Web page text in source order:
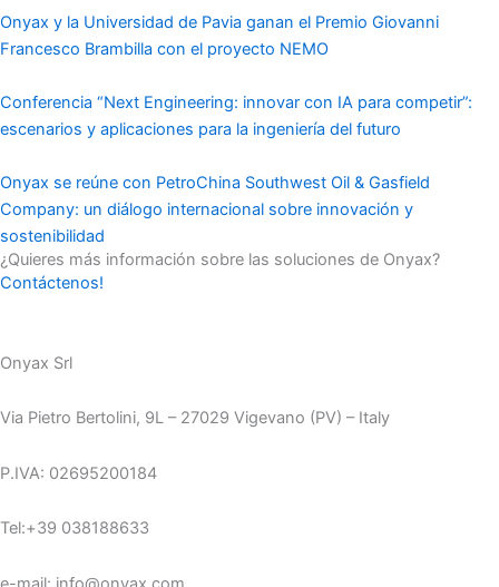
Onyax y la Universidad de Pavia ganan el Premio Giovanni
Francesco Brambilla con el proyecto NEMO
Conferencia “Next Engineering: innovar con IA para competir”:
escenarios y aplicaciones para la ingeniería del futuro
Onyax se reúne con PetroChina Southwest Oil & Gasfield
Company: un diálogo internacional sobre innovación y
sostenibilidad
¿Quieres más información sobre las soluciones de Onyax?
Contáctenos!
Onyax Srl
Via Pietro Bertolini, 9L – 27029 Vigevano (PV) – Italy
P.IVA: 02695200184
Tel:+39 038188633